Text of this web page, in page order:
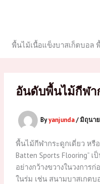
พื้นไม้เนื้อแข็งบาสเก็ตบอล
อันดับพื้นไม้กีฬา
Byyanjunda/มิถุนาย
พื้นไม้กีฬากระดูกเดี่ยว หรือ
Batten Sports Flooring”
อย่างกว้างขวางในวงการ
ในร่ม เช่น สนามบาสเกต